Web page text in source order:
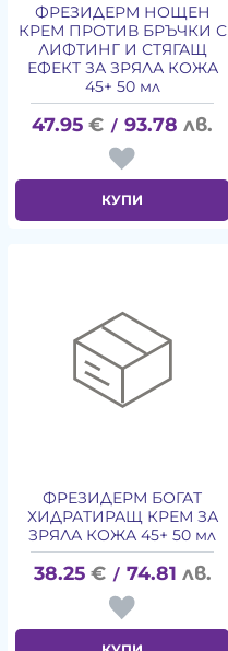
ФРЕЗИДЕРМ НОЩЕН
КРЕМ ПРОТИВ БРЪЧКИ С
ЛИФТИНГ И СТЯГАЩ
ЕФЕКТ ЗА ЗРЯЛА КОЖА
45+ 50 мл
47.95 € / 93.78 лв.
КУПИ
ФРЕЗИДЕРМ БОГАТ
ХИДРАТИРАЩ КРЕМ ЗА
ЗРЯЛА КОЖА 45+ 50 мл
38.25 € / 74.81 лв.